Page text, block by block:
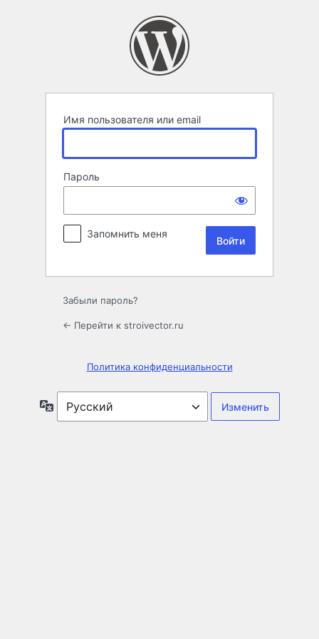
Имя пользователя или email
Пароль
Запомнить меня
Забыли пароль?
← Перейти к stroivector.ru
Политика конфиденциальности
Язык